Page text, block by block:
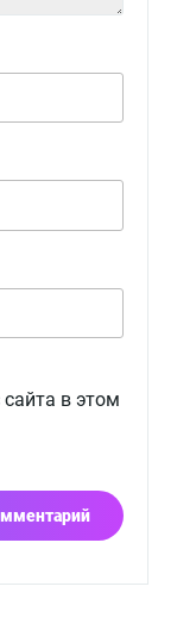
в этом